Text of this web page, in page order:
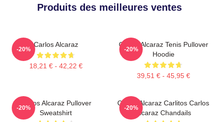
Produits des meilleures ventes
Carlos Alcaraz
18,21 € - 42,22 €
-20%
Carlos Alcaraz Tenis Pullover
Hoodie
39,51 € - 45,95 €
-20%
Carlos Alcaraz Pullover
Sweatshirt
-20%
Carlos Alcaraz Carlitos Carlos
Alcaraz Chandails
-20%